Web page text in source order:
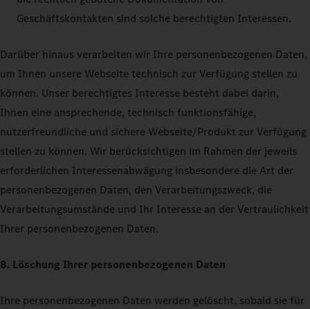
Geschäftskontakten sind solche berechtigten Interessen.
Darüber hinaus verarbeiten wir Ihre personenbezogenen Daten,
um Ihnen unsere Webseite technisch zur Verfügung stellen zu
können. Unser berechtigtes Interesse besteht dabei darin,
Ihnen eine ansprechende, technisch funktionsfähige,
nutzerfreundliche und sichere Webseite/Produkt zur Verfügung
stellen zu können. Wir berücksichtigen im Rahmen der jeweils
erforderlichen Interessenabwägung insbesondere die Art der
personenbezogenen Daten, den Verarbeitungszweck, die
Verarbeitungsumstände und Ihr Interesse an der Vertraulichkeit
Ihrer personenbezogenen Daten.
8. Löschung Ihrer personenbezogenen Daten
Ihre personenbezogenen Daten werden gelöscht, sobald sie für